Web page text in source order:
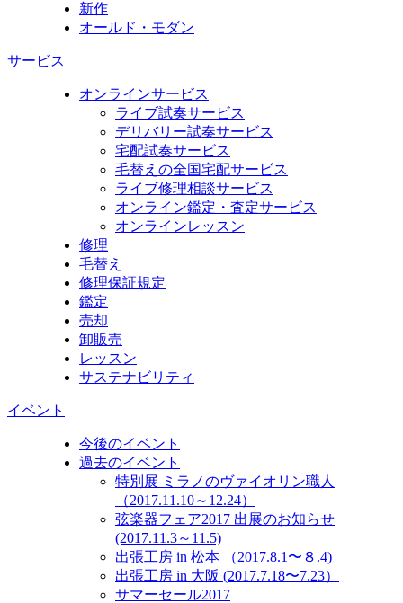
新作
オールド・モダン
サービス
オンラインサービス
ライブ試奏サービス
デリバリー試奏サービス
宅配試奏サービス
毛替えの全国宅配サービス
ライブ修理相談サービス
オンライン鑑定・査定サービス
オンラインレッスン
修理
毛替え
修理保証規定
鑑定
売却
卸販売
レッスン
サステナビリティ
イベント
今後のイベント
過去のイベント
特別展 ミラノのヴァイオリン職人
（2017.11.10～12.24）
弦楽器フェア2017 出展のお知らせ
(2017.11.3～11.5)
出張工房 in 松本 （2017.8.1〜８.4)
出張工房 in 大阪 (2017.7.18〜7.23）
サマーセール2017